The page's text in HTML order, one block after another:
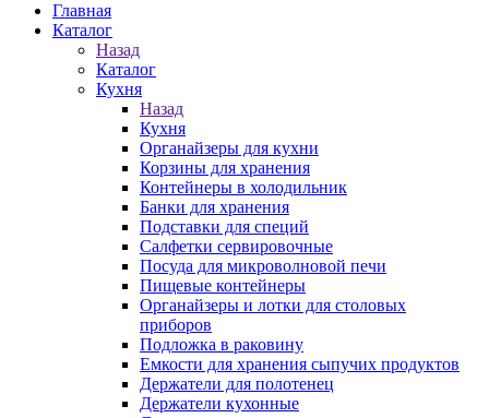
Главная
Каталог
Назад
Каталог
Кухня
Назад
Кухня
Органайзеры для кухни
Корзины для хранения
Контейнеры в холодильник
Банки для хранения
Подставки для специй
Салфетки сервировочные
Посуда для микроволновой печи
Пищевые контейнеры
Органайзеры и лотки для столовых
приборов
Подложка в раковину
Емкости для хранения сыпучих продуктов
Держатели для полотенец
Держатели кухонные